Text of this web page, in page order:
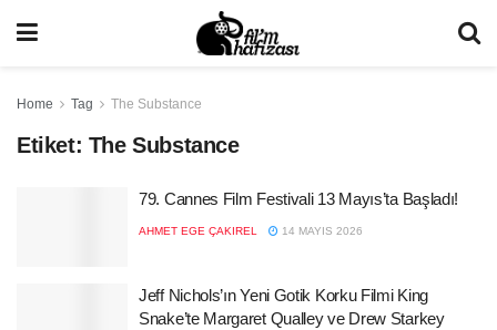
Home Tag The Substance
Etiket: The Substance
79. Cannes Film Festivali 13 Mayıs’ta Başladı!
AHMET EGE ÇAKIREL 14 MAYIS 2026
Jeff Nichols’ın Yeni Gotik Korku Filmi King
Snake’te Margaret Qualley ve Drew Starkey